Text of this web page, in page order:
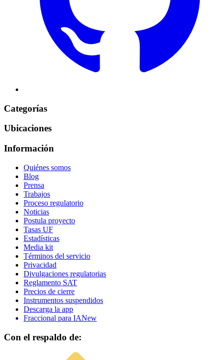
Categorías
Ubicaciones
Información
Quiénes somos
Blog
Prensa
Trabajos
Proceso regulatorio
Noticias
Postula proyecto
Tasas UF
Estadísticas
Media kit
Términos del servicio
Privacidad
Divulgaciones regulatorias
Reglamento SAT
Precios de cierre
Instrumentos suspendidos
Descarga la app
Fraccional para IANew
Con el respaldo de: